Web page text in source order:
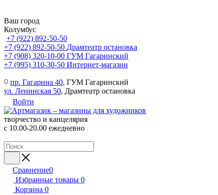
Ваш город
Колумбус
+7 (922) 892-50-50
+7 (922) 892-50-50 Драмтеатр остановка
+7 (908) 320-10-00 ГУМ Гагаринский
+7 (995) 310-30-50 Интернет-магазин
пр. Гагарина 40, ГУМ Гагаринский
ул. Ленинская 50, Драмтеатр остановка
Войти
творчество и канцелярия
с 10.00-20.00 ежедневно
Сравнение0
Избранные товары 0
Корзина 0